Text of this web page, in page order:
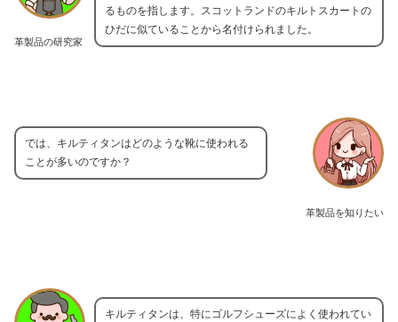
革製品の研究家
るものを指します。スコットランドのキルトスカートの
ひだに似ていることから名付けられました。
革製品を知りたい
では、キルティタンはどのような靴に使われる
ことが多いのですか？
キルティタンは、特にゴルフシューズによく使われてい